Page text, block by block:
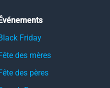
Friday
des mères
des pères